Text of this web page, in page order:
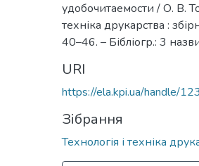
удобочитаемости / О. В.
техніка друкарства :
40–46. – Бібліогр.: 3
URI
https://ela.kpi.ua/handle/
Зібрання
Технологія і техніка